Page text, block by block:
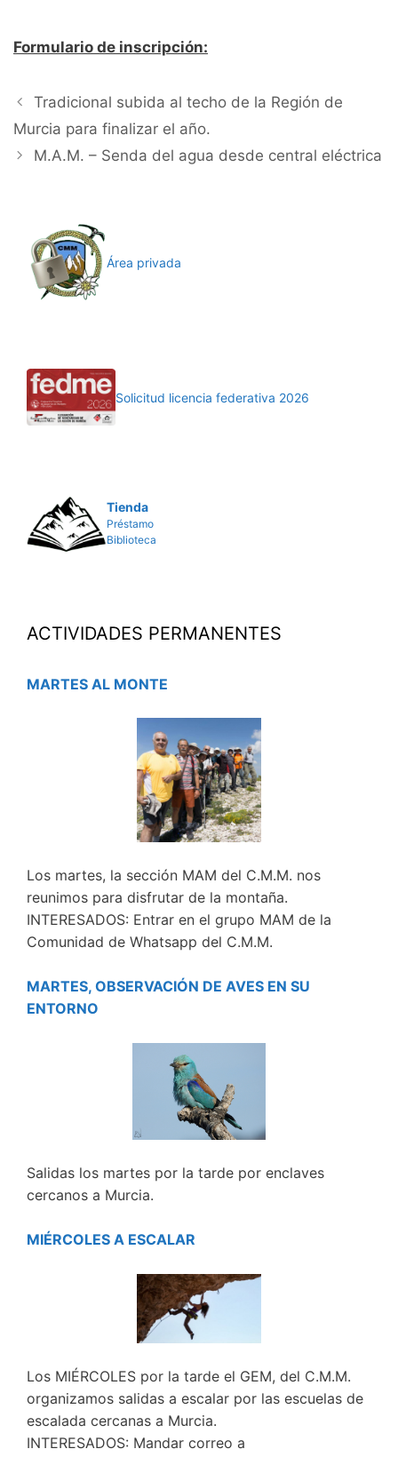
Formulario de inscripción:
Tradicional subida al techo de la Región de
Murcia para finalizar el año.
M.A.M. – Senda del agua desde central eléctrica
Área privada
Solicitud licencia federativa 2026
Tienda
Préstamo
Biblioteca
ACTIVIDADES PERMANENTES
MARTES AL MONTE
Los martes, la sección MAM del C.M.M. nos
reunimos para disfrutar de la montaña.
INTERESADOS: Entrar en el grupo MAM de la
Comunidad de Whatsapp del C.M.M.
MARTES, OBSERVACIÓN DE AVES EN SU
ENTORNO
Salidas los martes por la tarde por enclaves
cercanos a Murcia.
MIÉRCOLES A ESCALAR
Los MIÉRCOLES por la tarde el GEM, del C.M.M.
organizamos salidas a escalar por las escuelas de
escalada cercanas a Murcia.
INTERESADOS: Mandar correo a